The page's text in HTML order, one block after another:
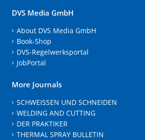
DVS Media GmbH
About DVS Media GmbH
Book-Shop
DVS-Regelwerksportal
JobPortal
More Journals
SCHWEISSEN UND SCHNEIDEN
WELDING AND CUTTING
DER PRAKTIKER
THERMAL SPRAY BULLETIN